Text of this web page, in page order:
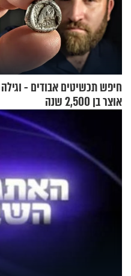
חיפש תכשיטים אבודים - וגילה
אוצר בן 2,500 שנה